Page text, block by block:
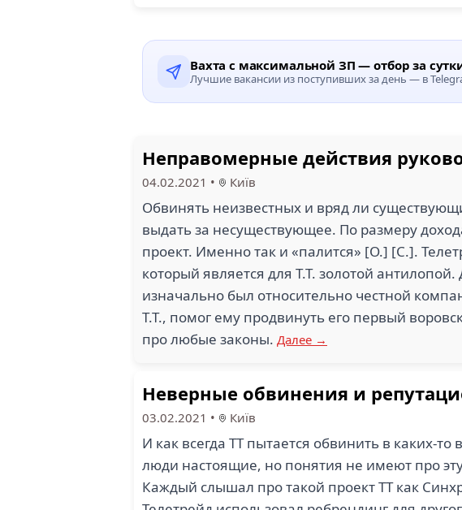
Вахта с максимальной ЗП — отбор за
Лучшие вакансии из поступивших за день — в
Неправомерные действия
04.02.2021 • Київ
Обвинять неизвестных и вряд ли
выдать за несуществующее. По размеру
проект. Именно так и «палится» [О.] [С.].
который является для Т.Т. золотой
изначально был относительно честной
Т.Т., помог ему продвинуть его первый
про любые законы. Далее →
Неверные обвинения и
03.02.2021 • Київ
И как всегда ТТ пытается обвинить в каких-
люди настоящие, но понятия не имеют про
Каждый слышал про такой проект ТТ как